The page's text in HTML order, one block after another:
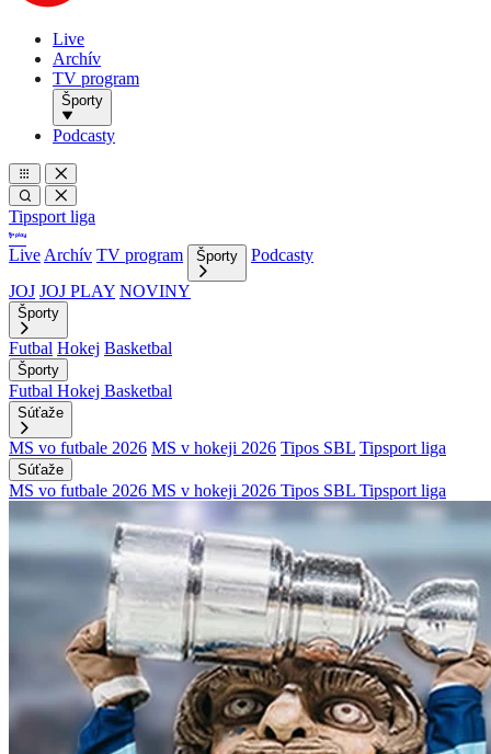
Live
Archív
TV program
Športy
Podcasty
Tipsport liga
Live Archív TV program Športy
Podcasty
JOJ JOJ PLAY NOVINY
Športy
Futbal Hokej Basketbal
Športy
Futbal Hokej Basketbal
Súťaže
MS vo futbale 2026 MS v hokeji 2026 Tipos SBL Tipsport liga
Súťaže
MS vo futbale 2026 MS v hokeji 2026 Tipos SBL Tipsport liga